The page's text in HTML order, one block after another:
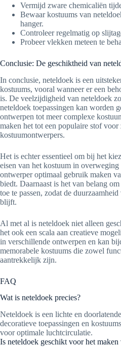
Vermijd zware chemicaliën
Bewaar kostuums van
hanger.
Controleer regelmatig op
Probeer vlekken meteen te
Conclusie: De geschiktheid van
In conclusie, neteldoek is een
kostuums, vooral wanneer er een
is. De veelzijdigheid van neteldoek
neteldoek toepassingen kan worden
ontwerpen tot meer complexe
maken het tot een populaire stof
kostuumontwerpers.
Het is echter essentieel om bij het
eisen van het kostuum in
ontwerper optimaal gebruik maken
biedt. Daarnaast is het van belang
toe te passen, zodat de
blijft.
Al met al is neteldoek niet alleen
het ook een scala aan creatieve
in verschillende ontwerpen en kan
memorabele kostuums die zowel
aantrekkelijk zijn.
FAQ
Wat is neteldoek precies?
Neteldoek is een lichte en
decoratieve toepassingen en
voor optimale luchtcirculatie.
Is neteldoek geschikt voor het maken